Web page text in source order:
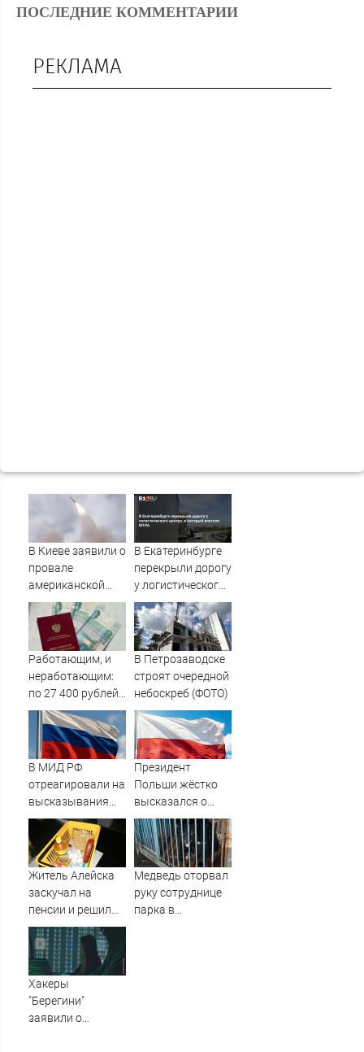
ПОСЛЕДНИЕ КОММЕНТАРИИ
РЕКЛАМА
В Киеве заявили о
провале
американской
операции «Убей
лучника» против
России
В Екатеринбурге
перекрыли дорогу
у логистического
центра, в который
влетели БПЛА
Работающим, и
неработающим:
по 27 400 рублей
вручат
пенсионерам в
сентябре -
PrimaMedia.ru
В Петрозаводске
строят очередной
небоскреб (ФОТО)
В МИД РФ
отреагировали на
высказывания
властей Японии
про атаку на
Хиросиму
Президент
Польши жёстко
высказался о
бандеровцах и их
идеологии
Житель Алейска
заскучал на
пенсии и решил
украсть продукты
из магазина
Медведь оторвал
руку сотруднице
парка в
Хакеры
"Берегини"
заявили о